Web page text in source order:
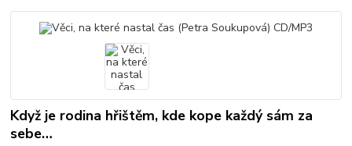
Když je rodina hřištěm, kde kope každý sám za
sebe…